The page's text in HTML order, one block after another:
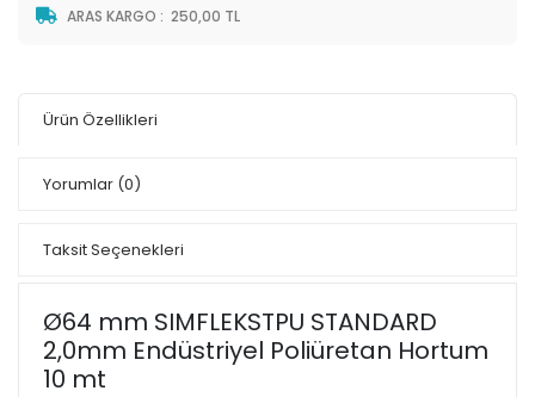
ARAS KARGO : 250,00 TL
Ürün Özellikleri
Yorumlar (0)
Taksit Seçenekleri
Ø64 mm SIMFLEKSTPU STANDARD
2,0mm Endüstriyel Poliüretan Hortum
10 mt